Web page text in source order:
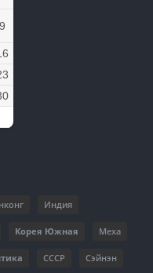
9
Индия
Корея Южная Меха
СССР Сэйнэн